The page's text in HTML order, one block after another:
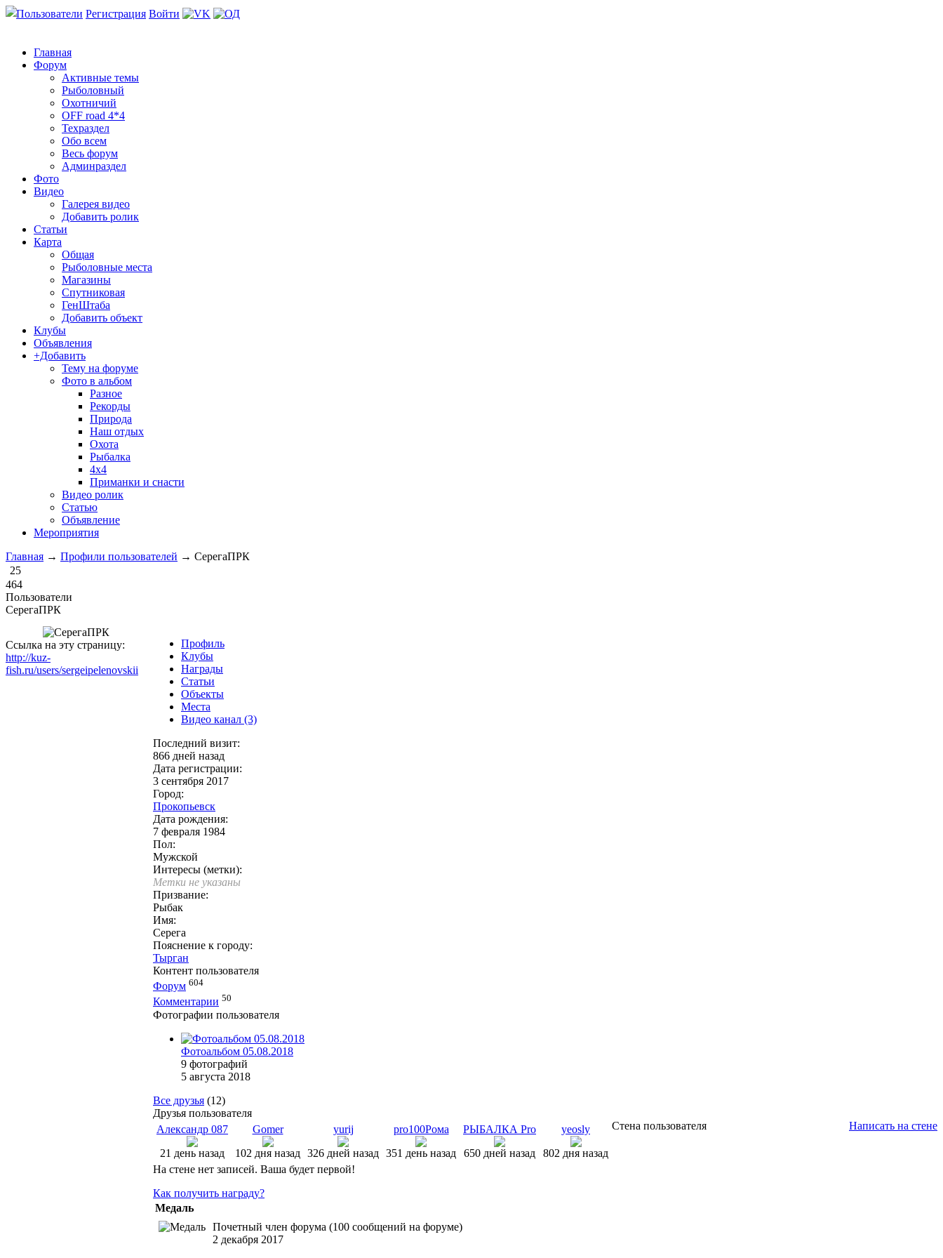
Пользователи Регистрация Войти
Главная
Форум
Активные темы
Рыболовный
Охотничий
OFF road 4*4
Техраздел
Обо всем
Весь форум
Админраздел
Фото
Видео
Галерея видео
Добавить ролик
Статьи
Карта
Общая
Рыболовные места
Магазины
Спутниковая
ГенШтаба
Добавить объект
Клубы
Объявления
+Добавить
Тему на форуме
Фото в альбом
Разное
Рекорды
Природа
Наш отдых
Охота
Рыбалка
4х4
Приманки и снасти
Видео ролик
Статью
Объявление
Мероприятия
Главная → Профили пользователей → СерегаПРК
25
464
Пользователи
СерегаПРК
Ссылка на эту страницу:
http://kuz-
fish.ru/users/sergeipelenovskii
Профиль
Клубы
Награды
Статьи
Объекты
Места
Видео канал (3)
Последний визит:
866 дней назад
Дата регистрации:
3 сентября 2017
Город:
Прокопьевск
Дата рождения:
7 февраля 1984
Пол:
Мужской
Интересы (метки):
Метки не указаны
Призвание:
Рыбак
Имя:
Серега
Пояснение к городу:
Тырган
Контент пользователя
Форум 604
Комментарии 50
Фотографии пользователя
Фотоальбом 05.08.2018
9 фотографий
5 августа 2018
Все друзья (12)
Друзья пользователя
Александр 087
21 день назад
Gomer
102 дня назад
yurij
326 дней назад
pro100Рома
351 день назад
РЫБАЛКА Pro
650 дней назад
yeosly
802 дня назад
Стена пользователя Написать на стене
На стене нет записей. Ваша будет первой!
Как получить награду?
Медаль
Почетный член форума (100 сообщений на форуме)
2 декабря 2017